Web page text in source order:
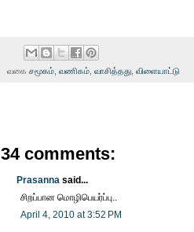
வகை சமூகம் வணிகம் வாசித்தது விளையாட்டு
34 comments:
Prasanna said...
சிறப்பான மொழிபெயர்ப்பு..
April 4, 2010 at 3:52 PM